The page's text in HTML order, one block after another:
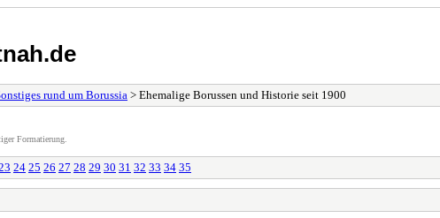
rund um Borussia > Ehemalige Borussen und Historie seit 1900
Formatierung.
24 25 26 27 28 29 30 31 32 33 34 35